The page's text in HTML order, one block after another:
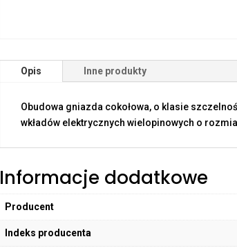
Opis Inne produkty
Obudowa gniazda cokołowa, o klasie
wkładów elektrycznych wielopinowych o
Informacje dodatkowe
Producent
Indeks producenta